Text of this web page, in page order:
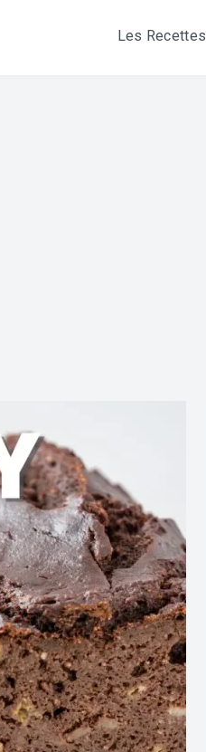
Les Recettes